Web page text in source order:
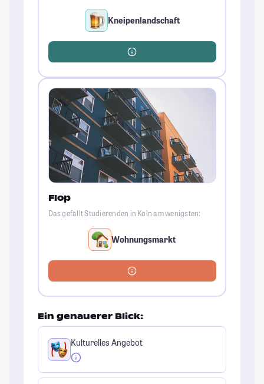
Kneipenlandschaft
Flop
Das gefällt Studierenden in Köln am wenigsten:
Wohnungsmarkt
Ein genauerer Blick:
Kulturelles Angebot